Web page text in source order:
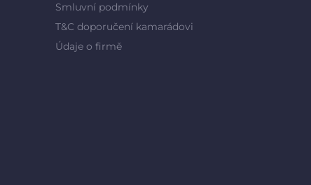
Smluvní podmínky
T&C doporučení kamarádovi
Údaje o firmě